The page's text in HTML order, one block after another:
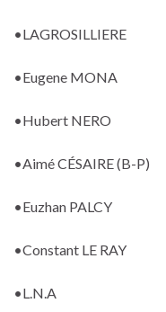
•LAGROSILLIERE
•Eugene MONA
•Hubert NERO
•Aimé CÉSAIRE (B-P)
•Euzhan PALCY
•Constant LE RAY
•L.N.A